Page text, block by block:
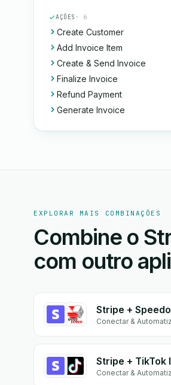
AÇÕES · 6
Create Customer
Add Invoice Item
Create & Send Invoice
Finalize Invoice
Refund Payment
Generate Invoice
EXPLORAR MAIS COMBINAÇÕES
Combine o
com outro
Stripe +
Conectar &
Stripe + TikTok
Conectar &